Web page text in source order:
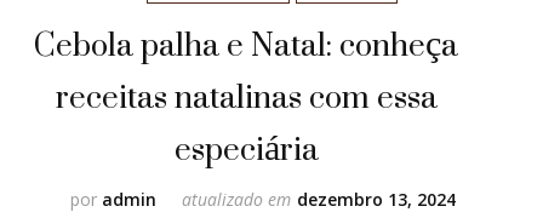
Cebola palha e Natal: conheça
receitas natalinas com essa
especiária
por admin atualizado em dezembro 13, 2024